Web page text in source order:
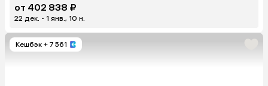
от 402 838 ₽
22 дек. - 1 янв., 10 н.
Кешбэк + 7 561